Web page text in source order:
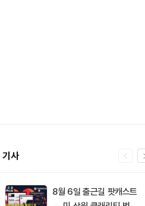
기사
8월 6일 출근길 팟캐스트